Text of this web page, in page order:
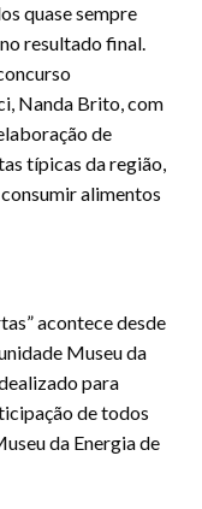
quase sempre
resultado final.
Nanda Brito, com
de
típicas da região,
alimentos
acontece desde
Museu da
para
de todos
da Energia de